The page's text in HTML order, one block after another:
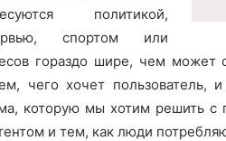
политикой,
спортом или
гораздо шире, чем может
чего хочет пользователь,
которую мы хотим решить
и тем, как люди